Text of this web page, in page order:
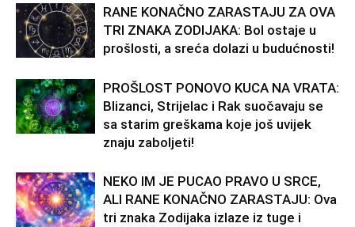
RANE KONAČNO ZARASTAJU ZA OVA
TRI ZNAKA ZODIJAKA: Bol ostaje u
prošlosti, a sreća dolazi u budućnosti!
PROŠLOST PONOVO KUCA NA VRATA:
Blizanci, Strijelac i Rak suočavaju se
sa starim greškama koje još uvijek
znaju zaboljeti!
NEKO IM JE PUCAO PRAVO U SRCE,
ALI RANE KONAČNO ZARASTAJU: Ova
tri znaka Zodijaka izlaze iz tuge i